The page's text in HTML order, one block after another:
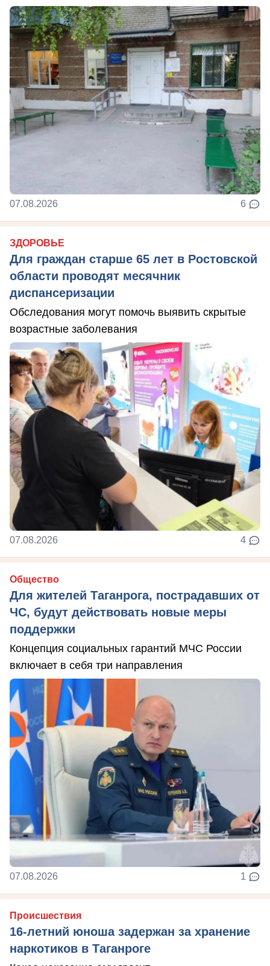
07.08.2026 6
ЗДОРОВЬЕ
Для граждан старше 65 лет в Ростовской
области проводят месячник
диспансеризации
Обследования могут помочь выявить скрытые
возрастные заболевания
07.08.2026 4
Общество
Для жителей Таганрога, пострадавших от
ЧС, будут действовать новые меры
поддержки
Концепция социальных гарантий МЧС России
включает в себя три направления
07.08.2026 1
Происшествия
16-летний юноша задержан за хранение
наркотиков в Таганроге